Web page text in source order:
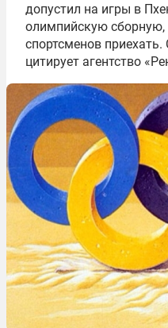
допустил на игры в
олимпийскую сборную,
спортсменов
цитирует агентство